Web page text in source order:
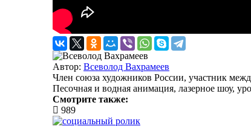
Автор: Всеволод Вахрамеев
Член союза художников России, участник
Песочная и водная анимация, лазерное шоу,
Смотрите также:
989